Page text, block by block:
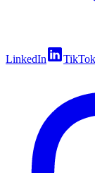
LinkedIn TikTok